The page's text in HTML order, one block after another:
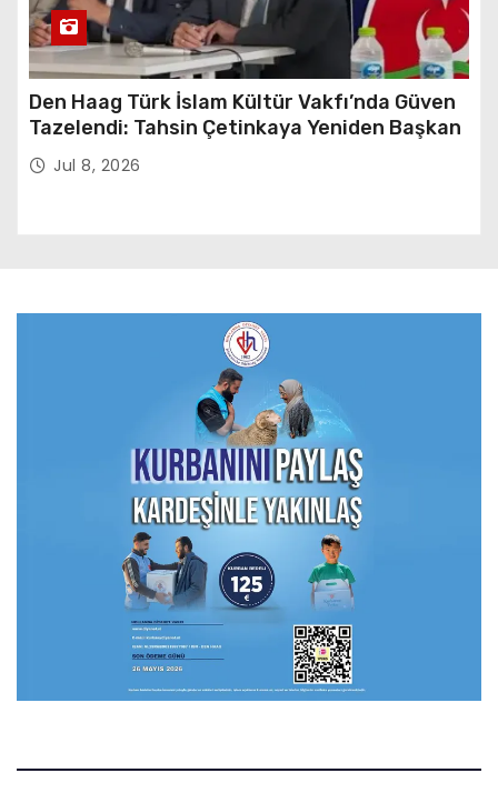
Den Haag Türk İslam Kültür Vakfı’nda Güven
Tazelendi: Tahsin Çetinkaya Yeniden Başkan
Jul 8, 2026